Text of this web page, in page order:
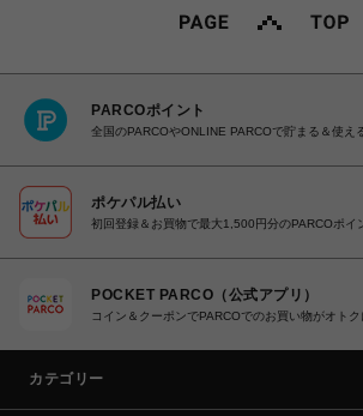
PARCOポイント
全国のPARCOやONLINE PARCOで貯まる＆使え
ポケパル払い
初回登録＆お買物で最大1,500円分のPARCOポイ
POCKET PARCO（公式アプリ）
コイン＆クーポンでPARCOでのお買い物がオトク
カテゴリー